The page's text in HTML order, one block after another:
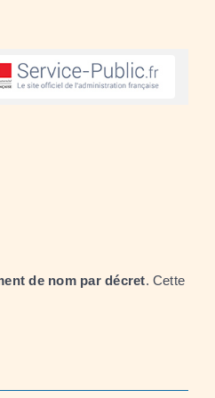
de nom par décret. Cette